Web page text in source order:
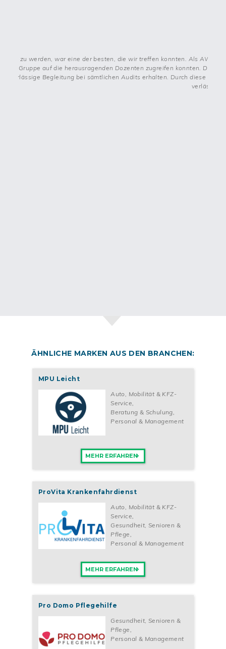
zu werden, war eine der besten, die wir treffen konnten. Als
Gruppe auf die herausragenden Dozenten zugreifen konnten.
Begleitung bei sämtlichen Audits erhalten. Durch diese
ÄHNLICHE MARKEN AUS DEN BRANCHEN:
MPU Leicht
Auto, Mobilität & KFZ-
Service,
Beratung & Schulung,
Personal & Management
MEHR ERFAHREN
ProVita Krankenfahrdienst
Auto, Mobilität & KFZ-
Service,
Gesundheit, Senioren &
Pflege,
Personal & Management
MEHR ERFAHREN
Pro Domo Pflegehilfe
Gesundheit, Senioren &
Pflege
Personal & Management